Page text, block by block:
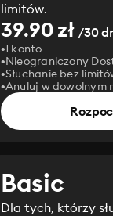
limitów.
39.90 zł/30
1 konto
Nieograniczony
Słuchanie bez
Anuluj w dowolnym
Basic
Dla tych, którzy